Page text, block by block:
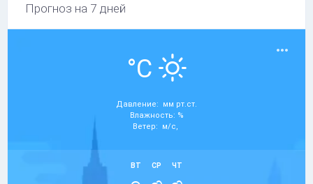
Прогноз на 7 дней
°C
Давление: мм рт.ст.
Влажность: %
Ветер: м/с,
ВТ СР ЧТ